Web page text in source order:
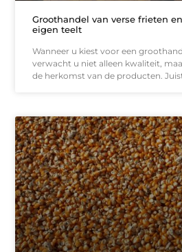
Groothandel van verse frieten
eigen teelt
Wanneer u kiest voor een
verwacht u niet alleen kwaliteit,
de herkomst van de producten.